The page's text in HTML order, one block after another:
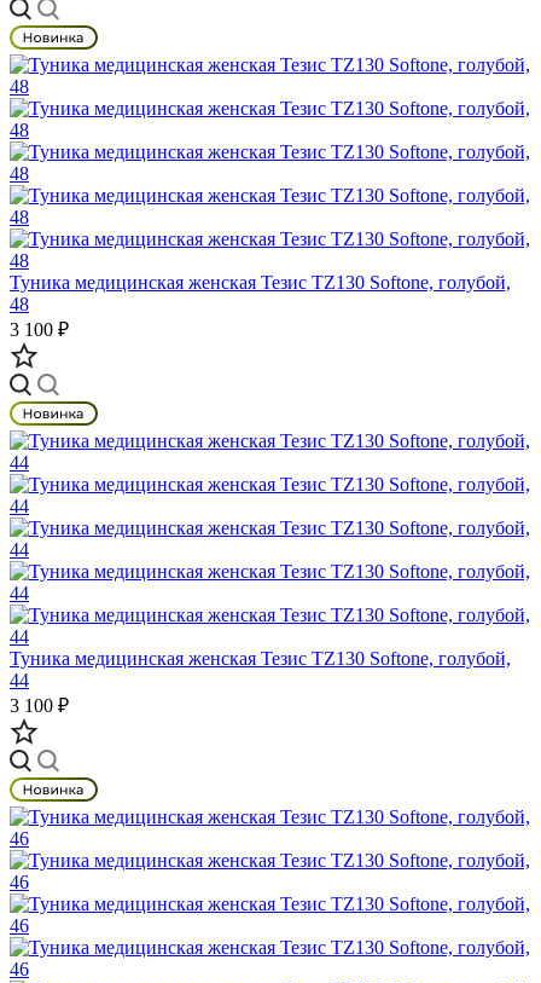
Туника медицинская женская Тезис TZ130 Softone, голубой,
48
3 100 ₽
Туника медицинская женская Тезис TZ130 Softone, голубой,
44
3 100 ₽